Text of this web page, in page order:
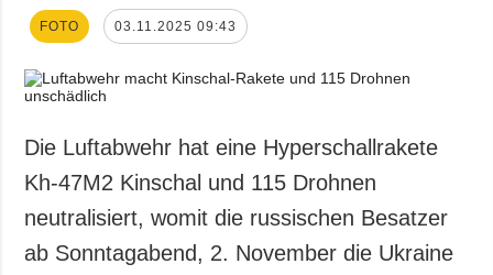
FOTO 03.11.2025 09:43
Die Luftabwehr hat eine Hyperschallrakete
Kh-47M2 Kinschal und 115 Drohnen
neutralisiert, womit die russischen Besatzer
ab Sonntagabend, 2. November die Ukraine